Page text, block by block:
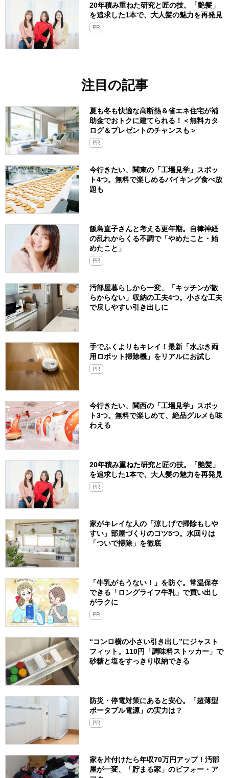
20年積み重ねた研究と匠の技。「艶髪」
を追求した1本で、大人髪の魅力を再発見
PR
注目の記事
夏も冬も快適な高断熱＆省エネ住宅が補
助金でおトクに建てられる！＜無料カタ
ログ＆プレゼントのチャンスも＞
PR
今行きたい、関東の「工場見学」スポッ
ト4つ。無料で楽しめるバイキング食べ放
題も
飯島直子さんと考える更年期。自律神経
の乱れからくる不調で「やめたこと・始
めたこと」
PR
汚部屋暮らしから一変、「キッチンが散
らからない」収納の工夫4つ。小さな工夫
で戻しやすい引き出しに
手でふくよりもキレイ！最新「水ぶき両
用ロボット掃除機」をリアルにお試し
PR
今行きたい、関西の「工場見学」スポッ
ト3つ。無料で楽しめて、絶品グルメも味
わえる
20年積み重ねた研究と匠の技。「艶髪」
を追求した1本で、大人髪の魅力を再発見
PR
家がキレイな人の「涼しげで掃除もしや
すい」部屋づくりのコツ5つ。水回りは
「ついで掃除」を徹底
「牛乳がもうない！」を防ぐ。常温保存
できる「ロングライフ牛乳」で買い出し
がラクに
PR
“コンロ横の小さい引き出し”にジャスト
フィット。110円「調味料ストッカー」で
砂糖と塩をすっきり収納できる
防災・停電対策にあると安心。「超薄型
ポータブル電源」の実力は？​
PR
家を片付けたら年収70万円アップ！汚部
屋が一変、「貯まる家」のビフォー・ア